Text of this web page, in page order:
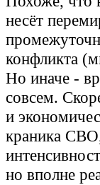
несёт
конфликта
Но иначе -
совсем.
и
краника
но вполне